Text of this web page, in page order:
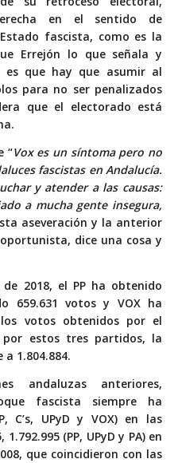
en el sentido de
fascista, como es la
Errejón lo que señala y
que hay que asumir al
para no ser penalizados
que el electorado está
“Vox es un síntoma pero no
fascistas en Andalucía.
y atender a las causas:
a mucha gente insegura,
aseveración y la anterior
dice una cosa y
2018, el PP ha obtenido
659.631 votos y VOX ha
los votos obtenidos por el
por estos tres partidos, la
1.804.884.
andaluzas anteriores,
fascista siempre ha
C’s, UPyD y VOX) en las
(PP, UPyD y PA) en
que coincidieron con las